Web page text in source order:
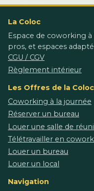
La Coloc
Espace de coworking
pros, et espaces
CGU / CGV
Règlement intérieur
Les Offres de la Coloc
Coworking à la journée
Réserver un bureau
Louer une salle de
Télétravailler en
Louer un bureau
Louer un local
Navigation